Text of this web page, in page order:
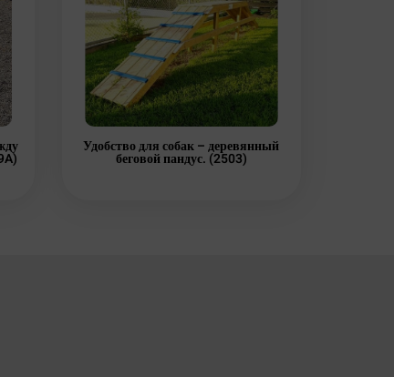
Удобство для собак – деревянный
беговой пандус. (2503)